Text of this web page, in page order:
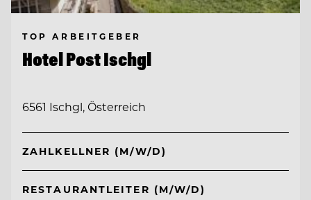
TOP ARBEITGEBER
Hotel Post Ischgl
6561 Ischgl, Österreich
ZAHLKELLNER (M/W/D)
RESTAURANTLEITER (M/W/D)